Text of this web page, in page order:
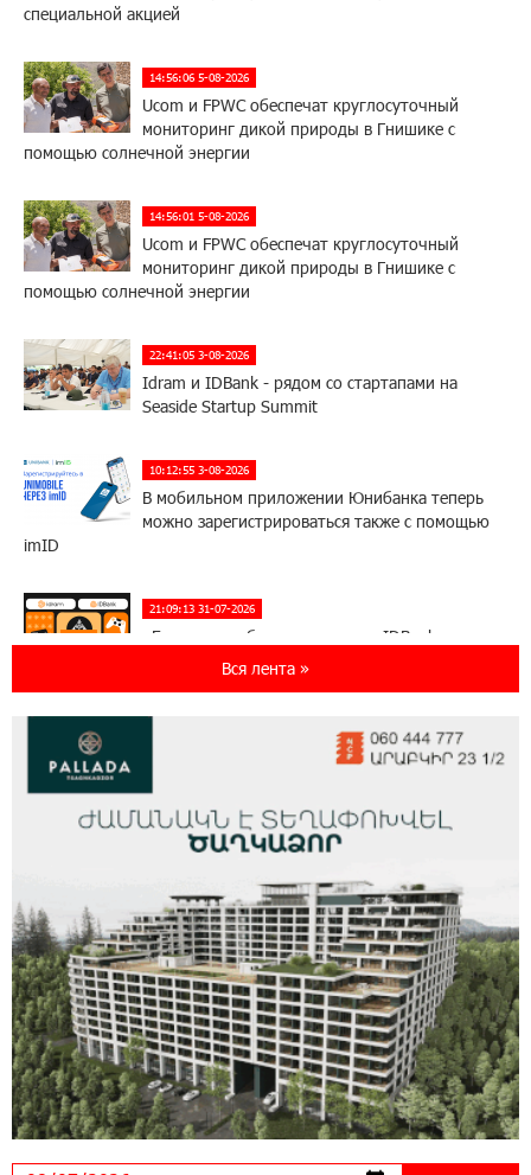
специальной акцией
14:56:06 5-08-2026
Ucom и FPWC обеспечат круглосуточный
мониторинг дикой природы в Гнишике с
помощью солнечной энергии
14:56:01 5-08-2026
Ucom и FPWC обеспечат круглосуточный
мониторинг дикой природы в Гнишике с
помощью солнечной энергии
22:41:05 3-08-2026
Idram и IDBank - рядом со стартапами на
Seaside Startup Summit
10:12:55 3-08-2026
В мобильном приложении Юнибанка теперь
можно зарегистрироваться также с помощью
imID
21:09:13 31-07-2026
«Бесплатные бонусы в играх»: IDBank
предупреждает о кибератаках на школьников
ЕАЭС со временем будет расширяться. Когда-
будет уже поздно
Если Израиль использует тему Геноцида
армян против Эрдогана, то что для него
значит сам Геноцид?
17:16:14 30-07-2026
ВТБ (Армения): вклад «Стабильный» — до
10% годовых и оформление в мобильном
приложении
17:03:49 30-07-2026
Платформа Rate.Trading на Seaside Startup
Вся лента »